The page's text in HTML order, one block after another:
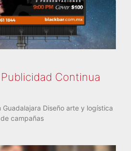
Continua
Diseño arte y logística
de campañas